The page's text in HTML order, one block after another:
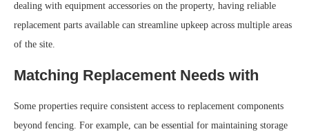
dealing with equipment accessories on the property, having reliable
replacement parts available can streamline upkeep across multiple areas
of the site.
Matching Replacement Needs with
Some properties require consistent access to replacement components
beyond fencing. For example, can be essential for maintaining storage